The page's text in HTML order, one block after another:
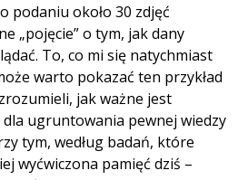
podaniu około 30 zdjęć
„pojęcie” o tym, jak dany
To, co mi się natychmiast
warto pokazać ten przykład
jak ważne jest
ugruntowania pewnej wiedzy
tym, według badań, które
wyćwiczona pamięć dziś –